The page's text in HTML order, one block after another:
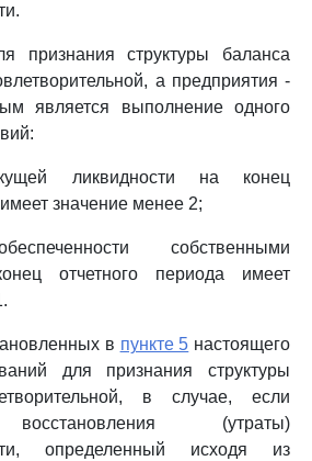
признания структуры баланса
а предприятия -
является выполнение одного
ликвидности на конец
значение менее 2;
собственными
отчетного периода имеет
в пункте 5 настоящего
для признания структуры
в случае, если
(утраты)
определенный исходя из